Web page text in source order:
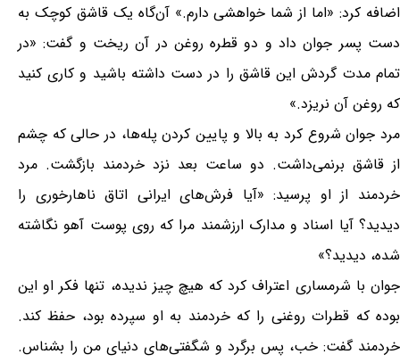
اضافه کرد: «اما از شما خواهشی دارم.» آن‌گاه یک قاشق کوچک به
دست پسر جوان داد و دو قطره روغن در آن ریخت و گفت: «در
تمام مدت گردش این قاشق را در دست داشته باشید و کاری کنید
که روغن آن نریزد.»
مرد جوان شروع کرد به بالا و پایین کردن پله‌ها، در حالی که چشم
از قاشق برنمی‌داشت. دو ساعت بعد نزد خردمند بازگشت. مرد
خردمند از او پرسید: «آیا فرش‌های ایرانی اتاق ناهارخوری را
دیدید؟ آیا اسناد و مدارک ارزشمند مرا که روی پوست آهو نگاشته
شده، دیدید؟»
جوان با شرمساری اعتراف کرد که هیچ چیز ندیده، تنها فکر او این
بوده که قطرات روغنی را که خردمند به او سپرده بود، حفظ کند.
خردمند گفت: خب، پس برگرد و شگفتی‌های دنیای من را بشناس.